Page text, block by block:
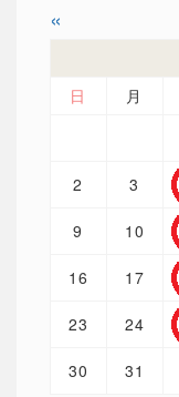
«
日
月
2 3
9 10
16 17
23 24
30 31